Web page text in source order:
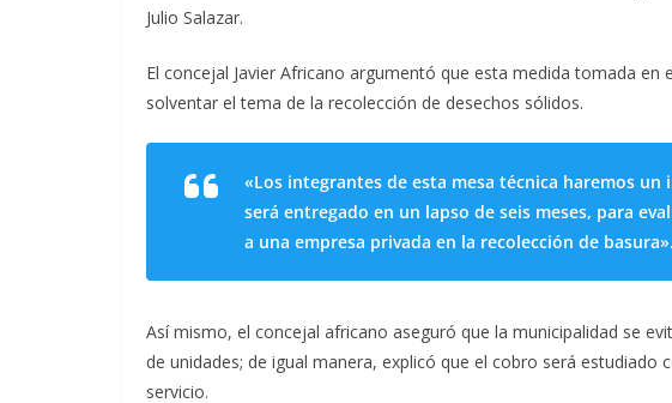
Julio Salazar.
El concejal Javier Africano argumentó que esta medida tomada en
solventar el tema de la recolección de desechos sólidos.
«Los integrantes de esta mesa técnica haremos
será entregado en un lapso de seis meses, para
a una empresa privada en la recolección de basura».
Así mismo, el concejal africano aseguró que la municipalidad se
de unidades; de igual manera, explicó que el cobro será estudiado
servicio.